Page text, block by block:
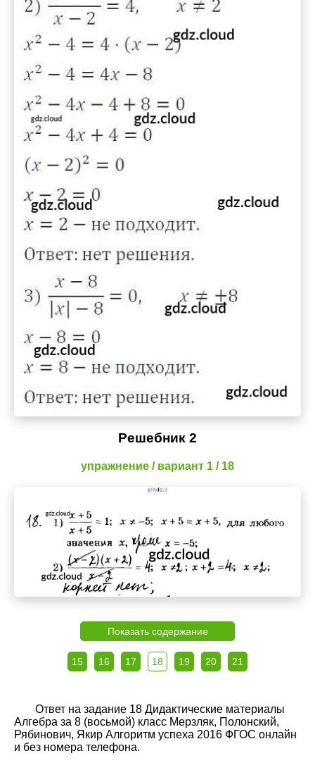
Решебник 2
упражнение / вариант 1 / 18
Показать содержание
15 16 17 18 19 20 21
Ответ на задание 18 Дидактические материалы
Алгебра за 8 (восьмой) класс Мерзляк, Полонский,
Рябинович, Якир Алгоритм успеха 2016 ФГОС онлайн
и без номера телефона.